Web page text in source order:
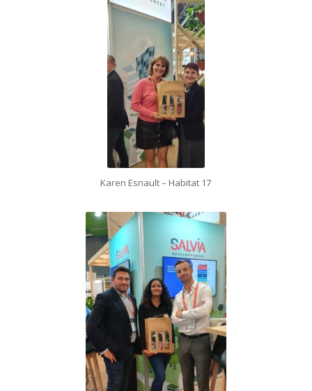
Karen Esnault – Habitat 17